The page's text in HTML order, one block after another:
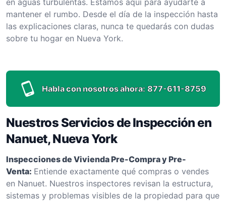
mantener el rumbo. Desde el día de la inspección hasta
las explicaciones claras, nunca te quedarás con dudas
sobre tu hogar en Nueva York.
Habla con nosotros ahora: 877-611-8759
Nuestros Servicios de Inspección en
Nanuet, Nueva York
Inspecciones de Vivienda Pre-Compra y Pre-
Venta: Entiende exactamente qué compras o vendes
en Nanuet. Nuestros inspectores revisan la estructura,
sistemas y problemas visibles de la propiedad para que